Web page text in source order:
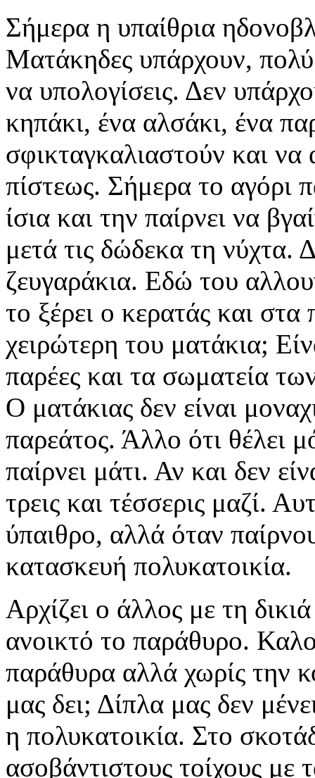
Σήμερα η υπαίθρια
Ματάκηδες υπάρχουν, πολύ
να υπολογίσεις. Δεν
κηπάκι, ένα αλσάκι, ένα
σφικταγκαλιαστούν και να
πίστεως. Σήμερα το αγόρι
ίσια και την παίρνει να
μετά τις δώδεκα τη νύχτα.
ζευγαράκια. Εδώ του
το ξέρει ο κερατάς και
χειρώτερη του ματάκια;
παρέες και τα σωματεία
Ο ματάκιας δεν είναι
παρεάτος. Άλλο ότι θέλει
παίρνει μάτι. Αν και δεν
τρεις και τέσσερις μαζί.
ύπαιθρο, αλλά όταν
κατασκευή πολυκατοικία.
Αρχίζει ο άλλος με τη
ανοικτό το παράθυρο.
παράθυρα αλλά χωρίς την
μας δει; Δίπλα μας δεν
η πολυκατοικία. Στο
ασοβάντιστους τοίχους με